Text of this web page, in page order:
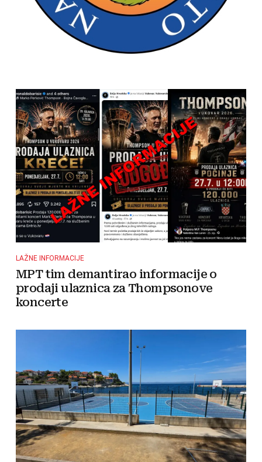
LAŽNE INFORMACIJE
MPT tim demantirao informacije o
prodaji ulaznica za Thompsonove
koncerte